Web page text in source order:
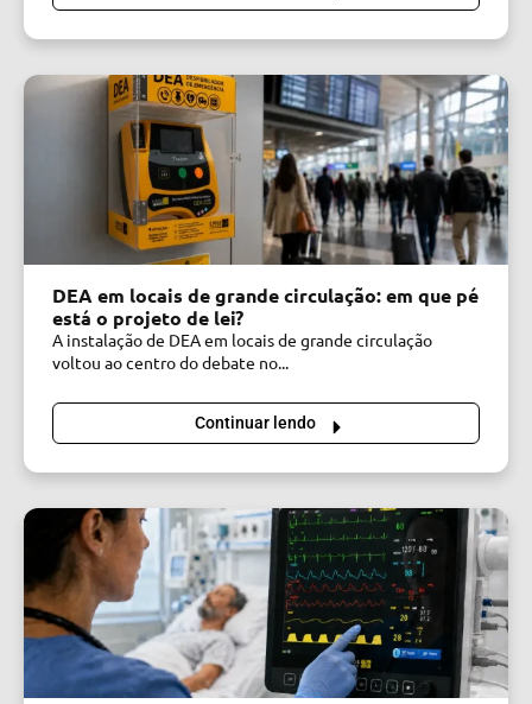
DEA em locais de grande circulação: em que pé
está o projeto de lei?
A instalação de DEA em locais de grande circulação
voltou ao centro do debate no...
Continuar lendo